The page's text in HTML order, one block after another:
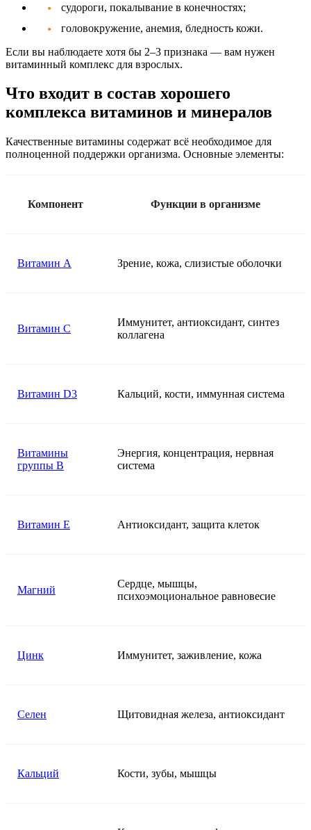
судороги, покалывание в конечностях;
головокружение, анемия, бледность кожи.
Если вы наблюдаете хотя бы 2–3 признака — вам нужен
витаминный комплекс для взрослых.
Что входит в состав хорошего
комплекса витаминов и минералов
Качественные витамины содержат всё необходимое для
полноценной поддержки организма. Основные элементы:
Компонент Функции в организме
Витамин A Зрение, кожа, слизистые оболочки
Витамин C
Иммунитет, антиоксидант, синтез
коллагена
Витамин D3 Кальций, кости, иммунная система
Витамины
группы B
Энергия, концентрация, нервная
система
Витамин E Антиоксидант, защита клеток
Магний
Сердце, мышцы,
психоэмоциональное равновесие
Цинк Иммунитет, заживление, кожа
Селен Щитовидная железа, антиоксидант
Кальций Кости, зубы, мышцы